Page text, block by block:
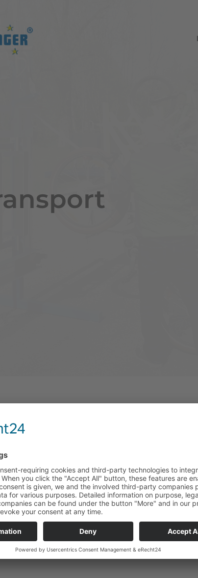
de transport sûres et confortables pour les lignes
©, il facilite considérablement le chargement et le
mais offre également une réponse d’avenir aux
©